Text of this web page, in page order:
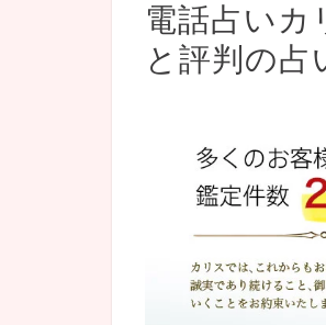
電話占いカ
と評判の占